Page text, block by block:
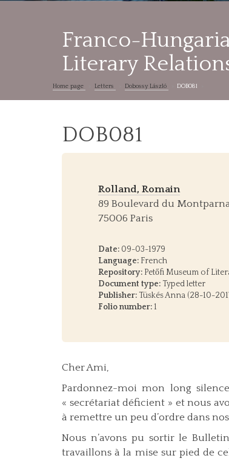
Franco-
Literary
Home page Letters Dobossy László DOB081
DOB081
Rolland, Romain
89 Boulevard du
75006 Paris
Date: 09-03-1979
Language: French
Repository: Petőfi Museum of
Document type: Typed letter
Publisher: Tüskés Anna (28-10-
Folio number:1
Cher Ami,
Pardonnez-moi mon long
« secrétariat déficient » et nous
à remettre un peu d’ordre dans
Nous n’avons pu sortir le
travaillons à la mise sur pied de